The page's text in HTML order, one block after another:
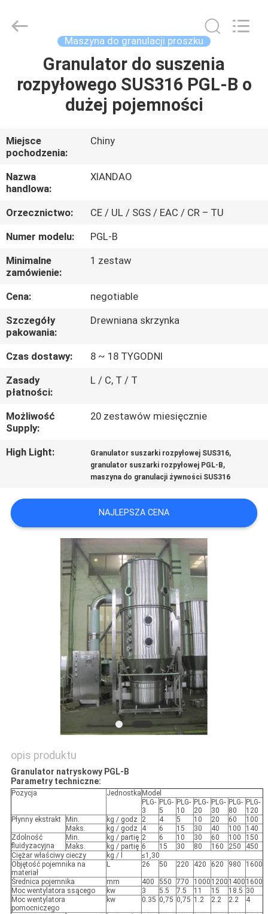
PRODUKTY
O
NAS
WYCIECZKA
PO
FABRYCE
KONTROLA
JAKOŚCI
SKONTAKTUJ
SIĘ
Z
NAMI
AKTUALNOŚCI
WYCENĘ
Technology
Maszyna do granulacji proszku
Granulator do suszenia
rozpyłowego SUS316 PGL-B o
dużej pojemności
Miejsce
pochodzenia:
Chiny
Nazwa
handlowa:
XIANDAO
Orzecznictwo:
CE / UL / SGS / EAC / CR – TU
Numer modelu:
PGL-B
Minimalne
zamówienie:
1 zestaw
Cena:
negotiable
Szczegóły
pakowania:
Drewniana skrzynka
Czas dostawy:
8 ~ 18 TYGODNI
Zasady
płatności:
L / C, T / T
Możliwość
Supply:
20 zestawów miesięcznie
High Light: Granulator suszarki rozpyłowej SUS316,
granulator suszarki rozpyłowej PGL-B,
maszyna do granulacji żywności SUS316
NAJLEPSZA CENA
opis produktu
Granulator natryskowy PGL-B
Parametry techniczne:
Pozycja Jednostka Model
PLG-
3
PLG-
5
PLG-
10
PLG-
20
PLG-
30
PLG-
80
PLG-
120
Płynny ekstrakt
Min. kg / godz 2 4 5 10 20 60
100
Maks.
kg / godz 4 6 15 30 40 100
140
Zdolność
fluidyzacyjna
Min. kg / partię 2 6 10 30 60 100
150
Maks.
kg / partię 6 15 30 80 160 250
450
Ciężar właściwy cieczy
kg / l
≤1,30
Objętość pojemnika na
materiał
L 26 50 220 420 620 980 1600
Średnica pojemnika mm 400 550 770 1000 1200 1400 1600
Moc wentylatora ssącego
kw 3 5.5 7.5 11 15 18.5 30
Moc wentylatora
pomocniczego
kw 0.35 0,75 0,75 1.2 2.2 2.2 4